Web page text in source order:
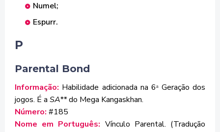
Numel;
Espurr.
P
Parental Bond
Informação: Habilidade adicionada na 6ªGeração dos
jogos. É a SA**do Mega Kangaskhan.
Número: #185
Nome em Português: Vínculo Parental. (Tradução